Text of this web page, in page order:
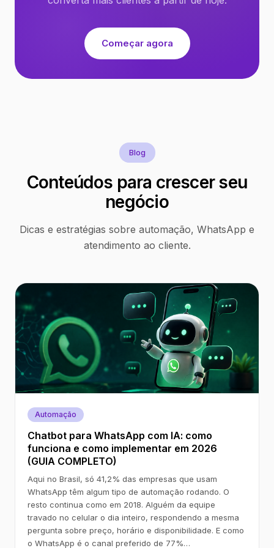
Começar agora
Blog
Conteúdos para crescer seu
negócio
Dicas e estratégias sobre automação, WhatsApp e
atendimento ao cliente.
Automação
Chatbot para WhatsApp com IA: como
funciona e como implementar em 2026
(GUIA COMPLETO)
Aqui no Brasil, só 41,2% das empresas que usam
WhatsApp têm algum tipo de automação rodando. O
resto continua como em 2018. Alguém da equipe
travado no celular o dia inteiro, respondendo a mesma
pergunta sobre preço, horário e disponibilidade. E como
o WhatsApp é o canal preferido de 77%…